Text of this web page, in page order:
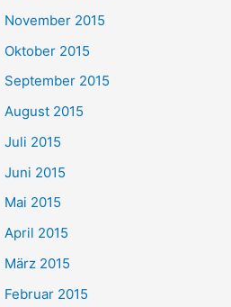
November 2015
Oktober 2015
September 2015
August 2015
Juli 2015
Juni 2015
Mai 2015
April 2015
März 2015
Februar 2015